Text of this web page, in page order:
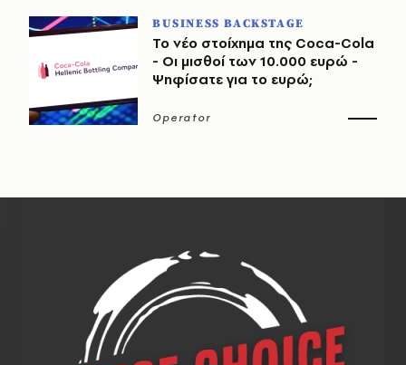
BUSINESS BACKSTAGE
Το νέο στοίχημα της Coca-Cola
- Οι μισθοί των 10.000 ευρώ -
Ψηφίσατε για το ευρώ;
Operator